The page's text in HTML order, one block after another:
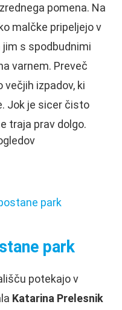
pomena. Na
malčke pripeljejo v
s spodbudnimi
varnem. Preveč
večjih izpadov, ki
Jok je sicer čisto
traja prav dolgo.
park
potekajo v
Katarina Prelesnik